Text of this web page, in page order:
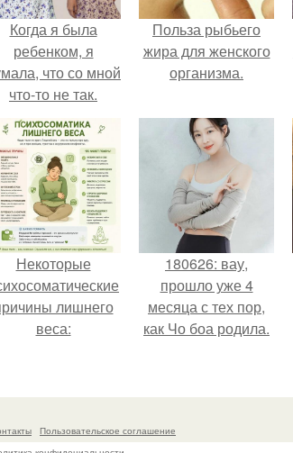
Когда я была
ребенком, я
что со мной
что-то не так.
Польза рыбьего
жира для женского
организма.
Некоторые
лишнего
веса:
180626: вау,
прошло уже 4
месяца с тех пор,
как Чо боа родила.
Пользовательское соглашение